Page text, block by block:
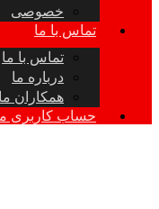
خصوصی
تماس با ما
تماس با ما
درباره ما
همکاران ما
حساب کاربری